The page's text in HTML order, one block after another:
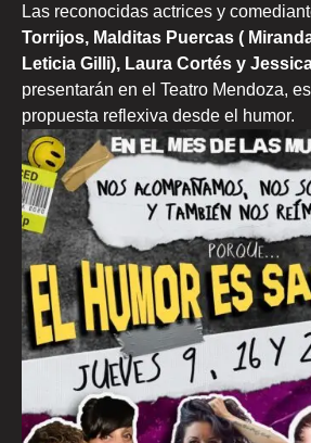
Las reconocidas actrices y
Torrijos, Malditas Puercas (
Leticia Gilli), Laura Cortés y
presentarán en el Teatro Mendoza,
propuesta reflexiva desde el humor.